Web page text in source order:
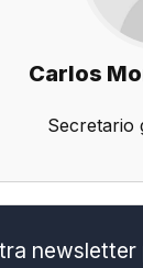
Carlos
Secretario